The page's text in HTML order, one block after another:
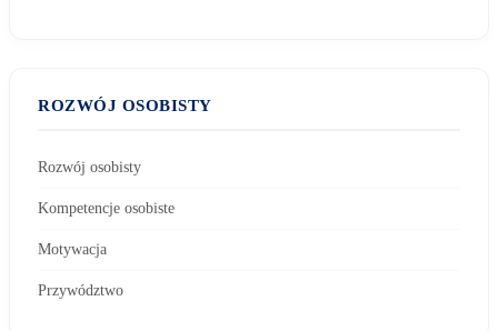
ROZWÓJ OSOBISTY
Rozwój osobisty
Kompetencje osobiste
Motywacja
Przywództwo